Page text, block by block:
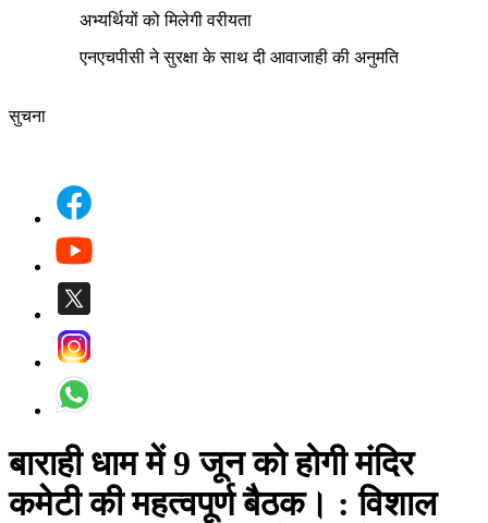
अभ्यर्थियों को मिलेगी वरीयता
एनएचपीसी ने सुरक्षा के साथ दी आवाजाही की अनुमति
सुचना
बाराही धाम में 9 जून को होगी मंदिर
कमेटी की महत्वपूर्ण बैठक। : विशाल